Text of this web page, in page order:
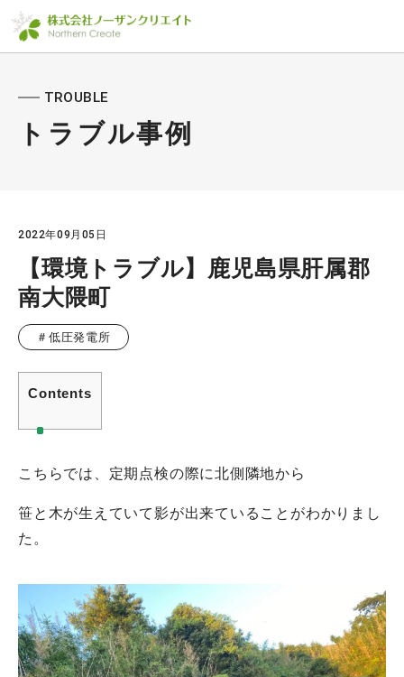
TROUBLE
トラブル事例
2022年09月05日
【環境トラブル】鹿児島県肝属郡
南大隈町
＃低圧発電所
Contents
こちらでは、定期点検の際に北側隣地から
笹と木が生えていて影が出来ていることがわかりまし
た。